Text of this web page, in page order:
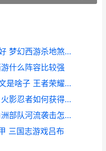
梦幻西游杀地煞带啥子法宝好 梦幻西游杀地煞视频大全
什么阵容比较强
王者荣耀荣耀最实用出装铭文是啥子 王者荣耀荣耀最新比赛
火影忍者如何获取水门碎片 火影忍者如何获得百战佩恩
三角洲行动暴击率高吗 三角洲部队河流袭击怎么过
三国志游戏吕布